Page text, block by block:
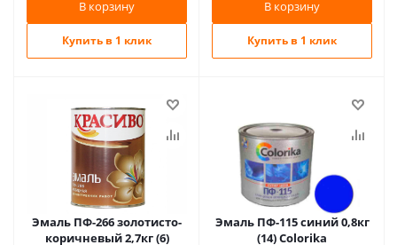
В корзину
Купить в 1 клик
В корзину
Купить в 1 клик
Эмаль ПФ-266 золотисто-
коричневый 2,7кг (6)
Эмаль ПФ-115 синий 0,8кг
(14) Colorika